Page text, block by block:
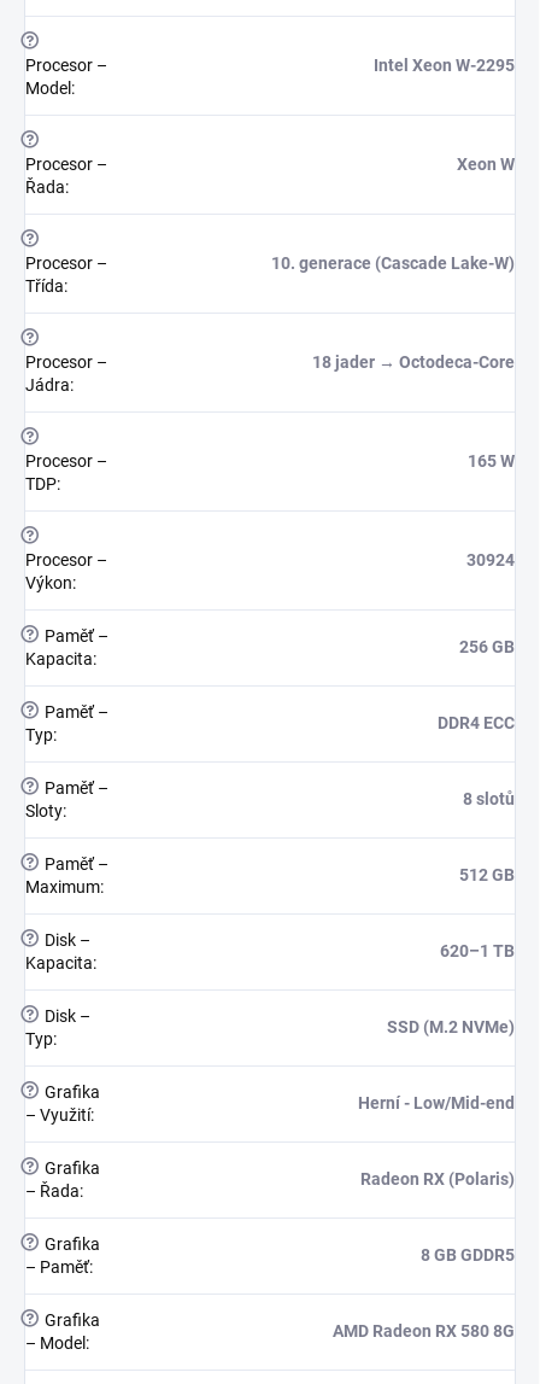
?
Procesor –
Model :
Intel Xeon W-2295
?
Procesor –
Řada:
Xeon W
?
Procesor –
Třída:
10. generace (Cascade Lake-W)
?
Procesor –
Jádra:
18 jader → Octodeca-Core
?
Procesor –
TDP:
165 W
?
Procesor –
Výkon:
30924
?
Paměť –
Kapacita:
256 GB
?
Paměť –
Typ:
DDR4 ECC
?
Paměť –
Sloty:
8 slotů
?
Paměť –
Maximum:
512 GB
?
Disk –
Kapacita:
620–1 TB
?
Disk –
Typ:
SSD (M.2 NVMe)
? Grafika
– Využití:
Herní - Low/Mid-end
? Grafika
– Řada:
Radeon RX (Polaris)
? Grafika
– Paměť:
8 GB GDDR5
? Grafika
– Model :
AMD Radeon RX 580 8G